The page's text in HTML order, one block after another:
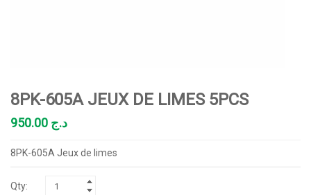
8PK-605A JEUX DE LIMES 5PCS
د.ج
8PK-605A Jeux de limes